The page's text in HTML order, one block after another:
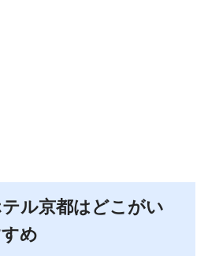
ル京都はどこがい
め